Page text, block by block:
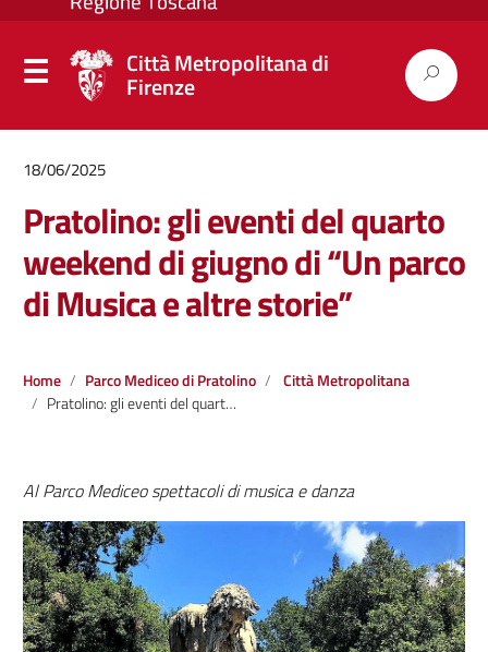
Città Metropolitana di
Firenze
18/06/2025
Pratolino: gli eventi del quarto
weekend di giugno di “Un parco
di Musica e altre storie”
Home Parco Mediceo di Pratolino
Città Metropolitana
Pratolino: gli eventi del quarto weekend di giugno di “Un parco di Musica e altre storie”
Al Parco Mediceo spettacoli di musica e danza